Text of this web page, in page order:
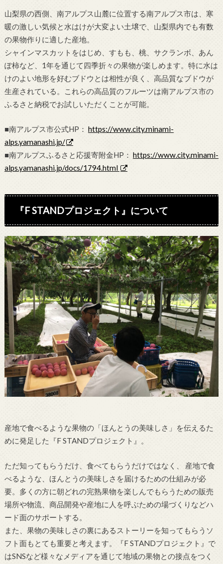
山梨県の西側、南アルプス山麓に位置する南アルプス市は、寒
暖の激しい気候と水はけが大変よい土壌で、山梨県内でも有数
の果物作りに適した産地。
シャインマスカットをはじめ、すもも、桃、サクランボ、あん
ぽ柿など、1年を通じて四季折々の果物が楽しめます。特に水は
けのよい地形を好むブドウとは相性が良く、高品質なブドウが
生産されている。これらの高品質のフルーツは南アルプス市の
ふるさと納税でお試しいただくことが可能。
■南アルプス市公式HP： https://www.city.minami-
alps.yamanashi.jp/
■南アルプスふるさと応援寄附金HP： https://www.city.minami-
alps.yamanashi.jp/docs/1794.html
『F STANDプロジェクト』について
産地で食べるような果物の「ほんとうの美味しさ」を伝えるた
めに発足した『F STANDプロジェクト』。
ただ知ってもらうだけ、食べてもらうだけではなく、 産地で食
べるような、ほんとうの美味しさを届けるための仕組みが必
要。多くの方に朝どれの完熟果物を楽しんでもらうための販売
場所や物流、商品開発や産地に人を呼ぶための場づくりなどハ
ード面のサポートする。
また、果物の美味しさの裏にあるストーリーを知ってもらうソ
フト面もとても重要と考えます。『F STANDプロジェクト』で
はSNSなど様々なメディアを通じて地域の果物との接点をつく